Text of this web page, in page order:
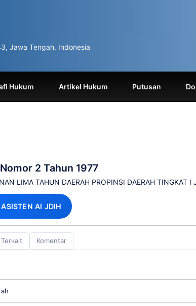
Jawa Tengah, Indonesia
Hukum Artikel Hukum Putusan
2 Tahun 1977
LIMA TAHUN DAERAH PROPINSI DAERAH TINGKAT I
AI JDIH
Komentar